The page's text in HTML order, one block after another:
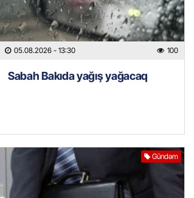
05.08.2026 - 13:30 100
Sabah Bakıda yağış yağacaq
Gündəm